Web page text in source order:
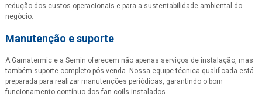
redução dos custos operacionais e para a sustentabilidade ambiental do
negócio.
Manutenção e suporte
A Gamatermic e a Semin oferecem não apenas serviços de instalação, mas
também suporte completo pós-venda. Nossa equipe técnica qualificada está
preparada para realizar manutenções periódicas, garantindo o bom
funcionamento contínuo dos fan coils instalados.